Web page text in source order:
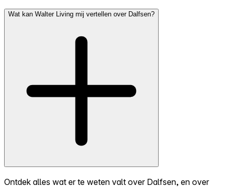
Wat kan Walter Living mij vertellen over Dalfsen?
Ontdek alles wat er te weten valt over Dalfsen, en over